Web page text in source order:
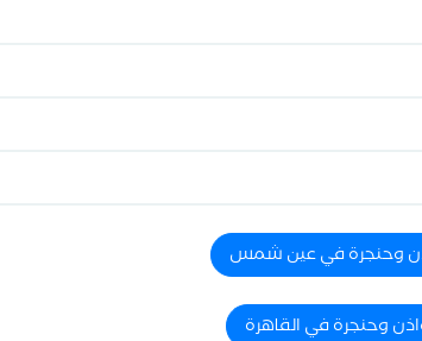
وحنجرة في عين شمس
وحنجرة في القاهرة